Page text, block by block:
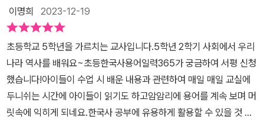
지식의 매력이지요. ‘항쟁’이라는 말이 실제로 쓰인 문장, 그리고 항쟁
이 이루어진 장소, 그 밖에 또 어떤 항쟁이 있었을까 등 용어 하나를
통해 꼬리에 꼬리를 무는 지식 확장으로 이어집니다. 그리고 어제 익
혔던 용어를 ‘어제 퀴즈’를 통해 복습하는 즐거움까지. 이렇게 익힌 역
사 지식은 차곡차곡 모여 한국사 전체 흐름을 알게 되고, 교과서 완벽
이해는 물론, 아이들이 역사책을 스스로 찾아 읽게 하는 동력이 될 것
입니다.
이명희 2023-12-19
초등학교 5학년을 가르치는 교사입니다.5학년 2학기 사회에서 우리
나라 역사를 배워요~초등한국사용어일력365가 궁금하여 서평 신청
했습니다!아이들이 수업 시 배운 내용과 관련하여 매일 매일 교실에
두니쉬는 시간에 아이들이 읽기도 하고암암리에 용어를 계속 보며 머
릿속에 익히게 되네요.한국사 공부에 유용하게 활용할 수 있을 것 같